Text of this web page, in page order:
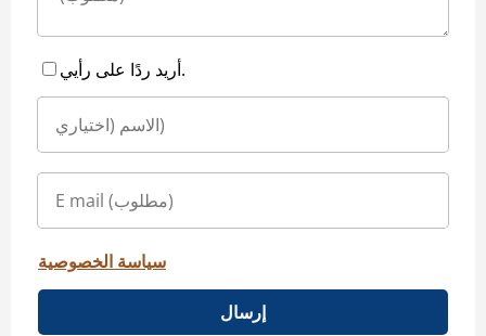
أريد ردًا على رأيي.
سياسة الخصوصية
إرسال